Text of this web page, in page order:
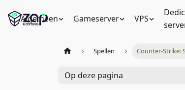
Algemeen Gameserver VPS
Spellen Counter-Strike:
Op deze pagina